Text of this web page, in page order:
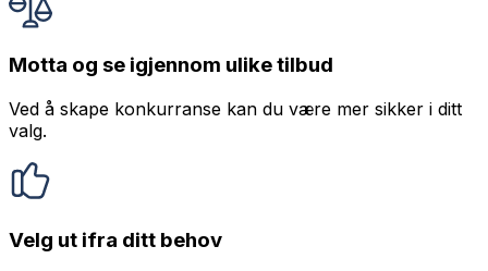
Motta og se igjennom ulike tilbud
Ved å skape konkurranse kan du være mer sikker i ditt
valg.
Velg ut ifra ditt behov